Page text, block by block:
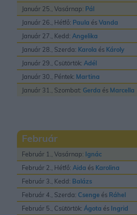
Január 25., Vasárnap: Pál
Január 26., Hétfő: Paula ésVanda
Január 27., Kedd: Angelika
Január 28., Szerda: Karola és Károly
Január 29., Csütörtök: Adél
Január 30., Péntek: Martina
Január 31., Szombat: Gerda és Marcella
Február
Február 1., Vasárnap: Ignác
Február 2., Hétfő: Aida és Karolina
Február 3., Kedd: Balázs
Február 4., Szerda: Csenge és Ráhel
Február 5., Csütörtök: Ágota és Ingrid